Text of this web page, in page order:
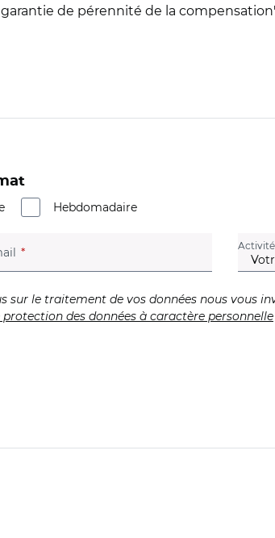
de pérennité de la
Hebdomadaire
(champ obligatoire) Activité
sur le traitement de vos données nous vous
des données à caractère personnelle